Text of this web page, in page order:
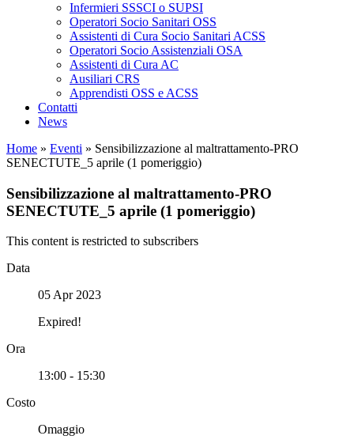
Infermieri SSSCI o SUPSI
Operatori Socio Sanitari OSS
Assistenti di Cura Socio Sanitari ACSS
Operatori Socio Assistenziali OSA
Assistenti di Cura AC
Ausiliari CRS
Apprendisti OSS e ACSS
Contatti
News
Home » Eventi » Sensibilizzazione al maltrattamento-PRO
SENECTUTE_5 aprile (1 pomeriggio)
Sensibilizzazione al maltrattamento-PRO
SENECTUTE_5 aprile (1 pomeriggio)
This content is restricted to subscribers
Data
05 Apr 2023
Expired!
Ora
13:00 - 15:30
Costo
Omaggio